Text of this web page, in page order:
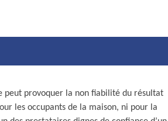
peut provoquer la non fiabilité du résultat
les occupants de la maison, ni pour la